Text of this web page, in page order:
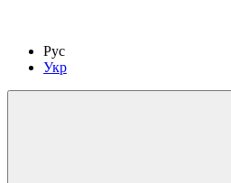
Рус
Укр